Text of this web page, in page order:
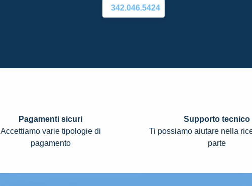
342.046.5424
Pagamenti sicuri
Accettiamo varie tipologie di
pagamento
Supporto tecnico
Ti possiamo aiutare nella
parte